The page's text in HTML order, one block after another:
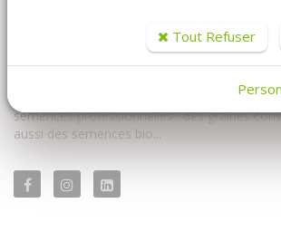
ligne pour vous les professionnels.
également notre univers biologique. Avec un
semences professionnelles : des graines
aussi des semences bio...
Tout Refuser